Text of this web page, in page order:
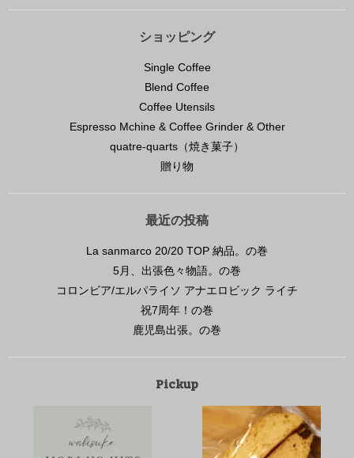
ショッピング
Single Coffee
Blend Coffee
Coffee Utensils
Espresso Mchine & Coffee Grinder & Other
quatre-quarts（焼き菓子）
贈り物
最近の投稿
La sanmarco 20/20 TOP 納品。の巻
5月、出張色々物語。の巻
コロンビア/エルパライソ アナエロビック ライチ
祝7周年！の巻
鹿児島出張。の巻
Pickup